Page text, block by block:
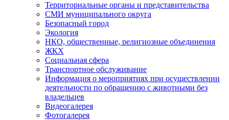
Территориальные органы и представительства
СМИ муниципального округа
Безопасный город
Экология
НКО, общественные, религиозные объединения
ЖКХ
Социальная сфера
Транспортное обслуживание
Информация о мероприятиях при осуществлении
деятельности по обращению с животными без
владельцев
Видеогалерея
Фотогалерея